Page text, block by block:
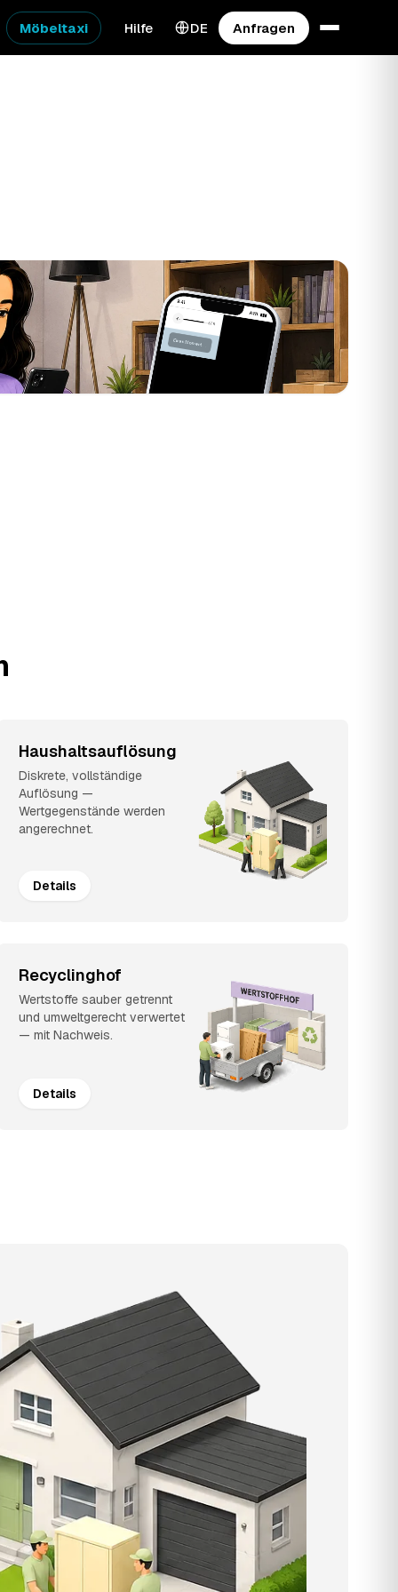
Möbeltaxi Hilfe DE Anfragen
Haushaltsauflösung
Diskrete, vollständige
Auflösung —
Wertgegenstände werden
angerechnet.
Details
Recyclinghof
Wertstoffe sauber getrennt
und umweltgerecht verwertet
— mit Nachweis.
Details